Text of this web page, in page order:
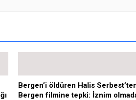
Bergen’i öldüren Halis
Bergen filmine tepki: İznim